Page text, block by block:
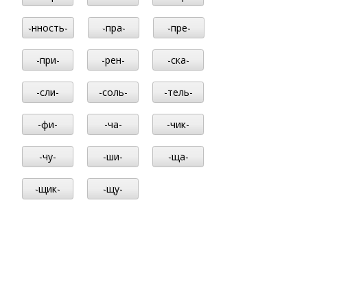
-нность- -пра- -пре-
-при- -рен- -ска-
-сли- -соль- -тель-
-фи- -ча- -чик-
-чу- -ши- -ща-
-щик- -щу-